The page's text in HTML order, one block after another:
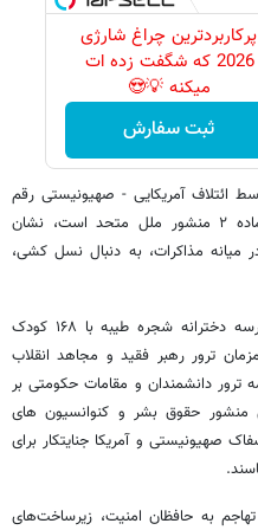
پرکاربردترین چراغ شارژی
2026 که شگفت زده ات
میکنه 💡😍
ثبت سفارش
که در این ۱۹ روز توسط ائتلاف آمریکایی - صهیونیستی رقم
خورد ضمن آنکه ناقض آشکار بند ۴ ماده ۲ منشور ملل متحد است، نشان
میانه مذاکرات، به دنبال نسل کشی،
حمله موشکی به کودکان از جمله به مدرسه دخترانه شجره طیبه با ۱۶۸ کودک
با ۲۰ کودک و همزمان ترور رهبر فقید و مجاهد انقلاب
ترور دانشمندان و مقامات حکومتی بر
منشور حقوق بشر و کنوانسیون های
صهیونیستی و آمریکا جنایتکار برای
به حافظان امنیت، زیرساخت‌های